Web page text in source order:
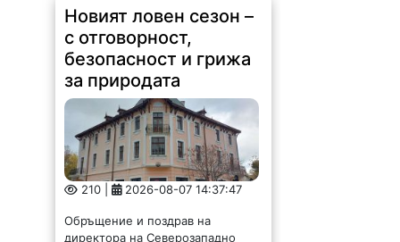
Новият ловен сезон –
с отговорност,
безопасност и грижа
за природата
210 | 2026-08-07 14:37:47
Обръщение и поздрав на
директора на Северозападно